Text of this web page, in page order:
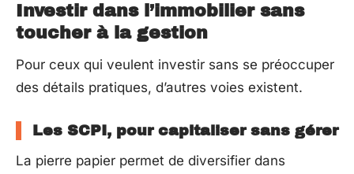
Investir dans l’immobilier sans
toucher à la gestion
Pour ceux qui veulent investir sans se préoccuper
des détails pratiques, d’autres voies existent.
Les SCPI, pour capitaliser sans gérer
La pierre papier permet de diversifier dans